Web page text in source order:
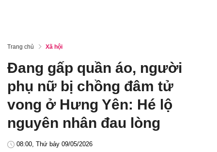
Trang chủ Xã hội
Đang gấp quần áo, người
phụ nữ bị chồng đâm tử
vong ở Hưng Yên: Hé lộ
nguyên nhân đau lòng
08:00, Thứ bảy 09/05/2026